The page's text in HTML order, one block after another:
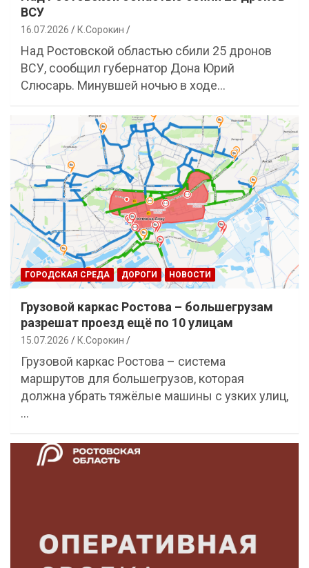
ВСУ
16.07.2026 К.Сорокин
Над Ростовской областью сбили 25 дронов
ВСУ, сообщил губернатор Дона Юрий
Слюсарь. Минувшей ночью в ходе…
ГОРОДСКАЯ СРЕДА ДОРОГИ НОВОСТИ
Грузовой каркас Ростова – большегрузам
разрешат проезд ещё по 10 улицам
15.07.2026 К.Сорокин
Грузовой каркас Ростова – система
маршрутов для большегрузов, которая
должна убрать тяжёлые машины с узких улиц,
…